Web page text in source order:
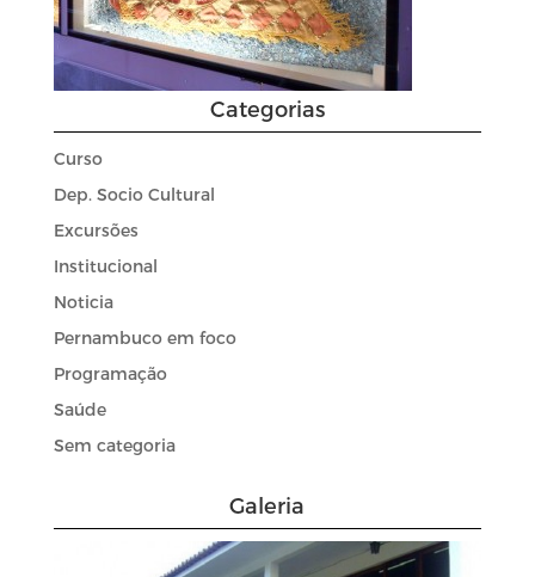
Categorias
Curso
Dep. Socio Cultural
Excursões
Institucional
Noticia
Pernambuco em foco
Programação
Saúde
Sem categoria
Galeria